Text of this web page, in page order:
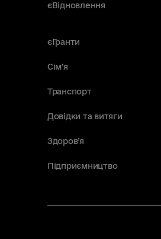
єВідновлення
єГранти
Сім’я
Транспорт
Довідки та витяги
Здоров’я
Підприємництво